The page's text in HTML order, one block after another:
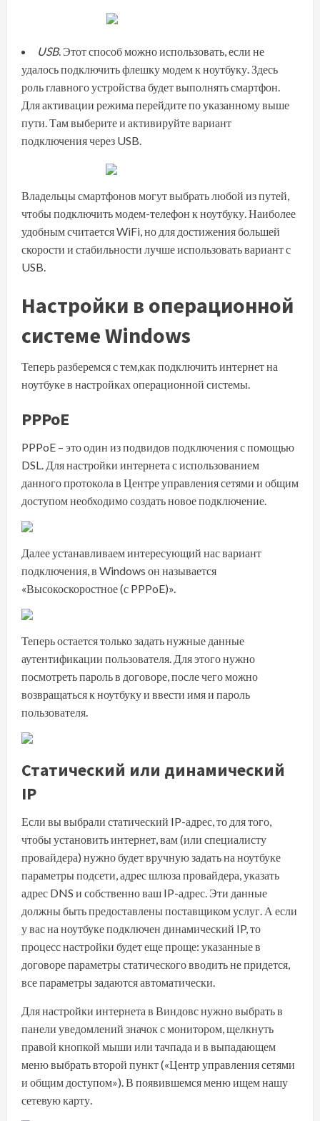
USB. Этот способ можно использовать, если не
удалось подключить флешку модем к ноутбуку. Здесь
роль главного устройства будет выполнять смартфон.
Для активации режима перейдите по указанному выше
пути. Там выберите и активируйте вариант
подключения через USB.
Владельцы смартфонов могут выбрать любой из путей,
чтобы подключить модем-телефон к ноутбуку. Наиболее
удобным считается WiFi, но для достижения большей
скорости и стабильности лучше использовать вариант с
USB.
Настройки в операционной
системе Windows
Теперь разберемся с тем,как подключить интернет на
ноутбуке в настройках операционной системы.
PPPoE
PPPoE – это один из подвидов подключения с помощью
DSL. Для настройки интернета с использованием
данного протокола в Центре управления сетями и общим
доступом необходимо создать новое подключение.
Далее устанавливаем интересующий нас вариант
подключения, в Windows он называется
«Высокоскоростное (с PPPoE)».
Теперь остается только задать нужные данные
аутентификации пользователя. Для этого нужно
посмотреть пароль в договоре, после чего можно
возвращаться к ноутбуку и ввести имя и пароль
пользователя.
Статический или динамический
IP
Если вы выбрали статический IP-адрес, то для того,
чтобы установить интернет, вам (или специалисту
провайдера) нужно будет вручную задать на ноутбуке
параметры подсети, адрес шлюза провайдера, указать
адрес DNS и собственно ваш IP-адрес. Эти данные
должны быть предоставлены поставщиком услуг. А если
у вас на ноутбуке подключен динамический IP, то
процесс настройки будет еще проще: указанные в
договоре параметры статического вводить не придется,
все параметры задаются автоматически.
Для настройки интернета в Виндовс нужно выбрать в
панели уведомлений значок с монитором, щелкнуть
правой кнопкой мыши или тачпада и в выпадающем
меню выбрать второй пункт («Центр управления сетями
и общим доступом»). В появившемся меню ищем нашу
сетевую карту.